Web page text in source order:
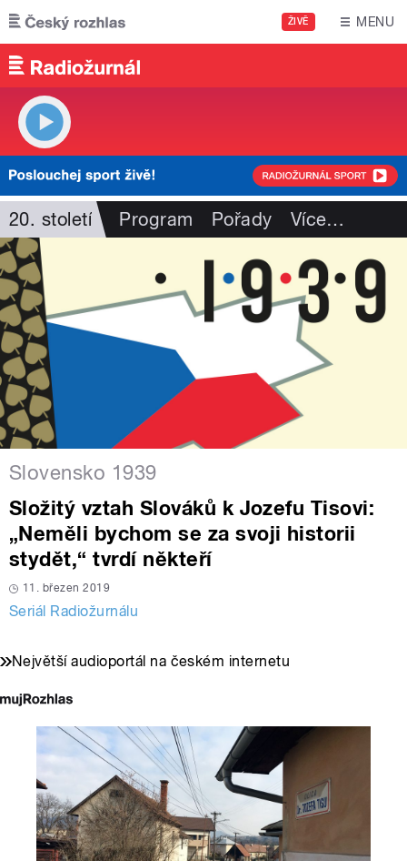
Přejít k hlavnímu obsahu
ŽIVĚ MENU
20. století Program Pořady Více…
Slovensko 1939
Složitý vztah Slováků k Jozefu Tisovi:
„Neměli bychom se za svoji historii
stydět,“ tvrdí někteří
11. březen 2019
Seriál Radiožurnálu
Největší audioportál na českém internetu